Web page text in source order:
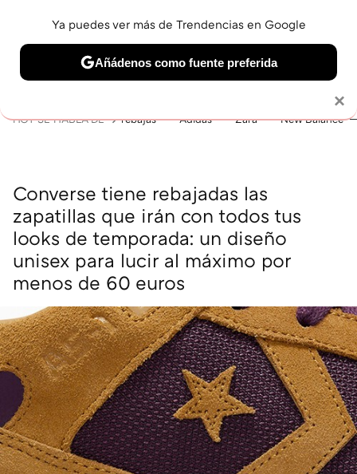
BELLEZA SHOPPING VIAJES GASTRO SNEAKERS
HOY SE HABLA DE rebajas Adidas Zara New Balance
Converse tiene rebajadas las
zapatillas que irán con todos tus
looks de temporada: un diseño
unisex para lucir al máximo por
menos de 60 euros
×
Ya puedes ver más de Trendencias en Google
Añádenos como fuente preferida